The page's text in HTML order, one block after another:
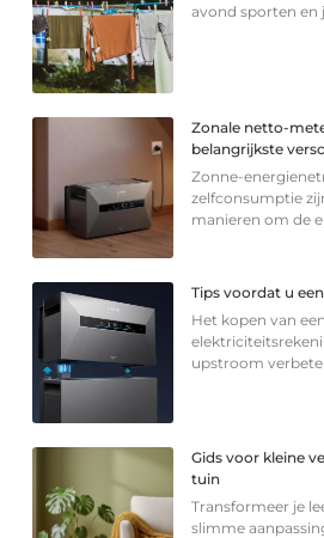
avond sporten en
Zonale netto-
belangrijkste
Zonne-
zelfconsumptie
manieren om de
Tips voordat u
Het kopen van
upstroom
Gids voor kleine
tuin
Transformeer je
slimme